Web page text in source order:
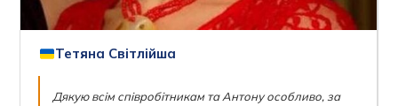
Тетяна Світлійша
Дякую всім співробітникам та Антону особливо, за